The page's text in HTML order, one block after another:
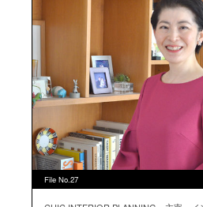
File No.27